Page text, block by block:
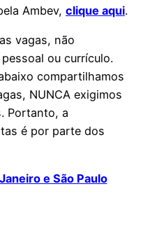
Ambev, clique aqui.
vagas, não
ou currículo.
compartilhamos
NUNCA exigimos
Portanto, a
é por parte dos
e São Paulo